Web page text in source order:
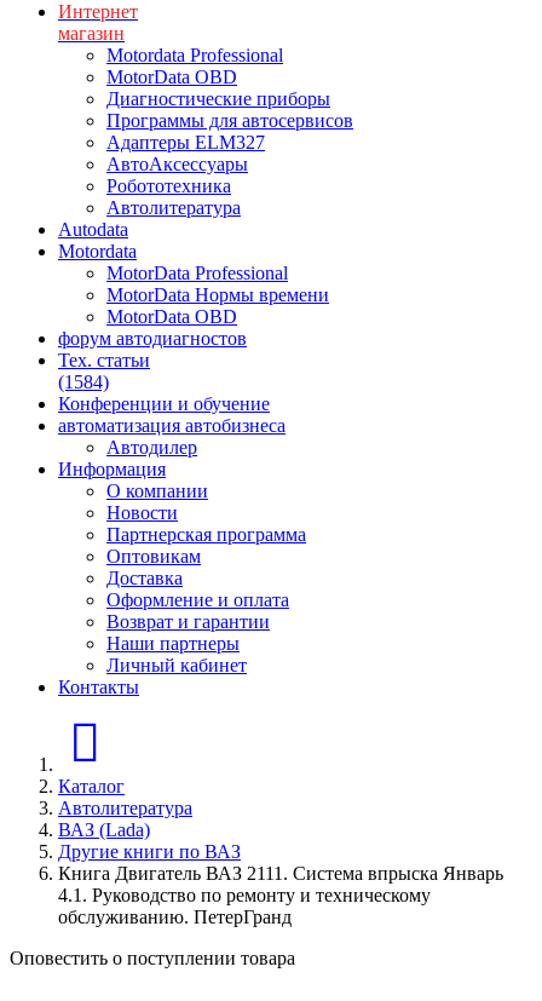
Интернет
магазин
Motordata Professional
MotorData OBD
Диагностические приборы
Программы для автосервисов
Адаптеры ELM327
АвтоАксессуары
Робототехника
Автолитература
Autodata
Motordata
MotorData Professional
MotorData Нормы времени
MotorData OBD
форум автодиагностов
Тех. статьи
(1584)
Конференции и обучение
автоматизация автобизнеса
Автодилер
Информация
О компании
Новости
Партнерская программа
Оптовикам
Доставка
Оформление и оплата
Возврат и гарантии
Наши партнеры
Личный кабинет
Контакты
Каталог
Автолитература
ВАЗ (Lada)
Другие книги по ВАЗ
Книга Двигатель ВАЗ 2111. Система впрыска Январь
4.1. Руководство по ремонту и техническому
обслуживанию. ПетерГранд
Оповестить о поступлении товара